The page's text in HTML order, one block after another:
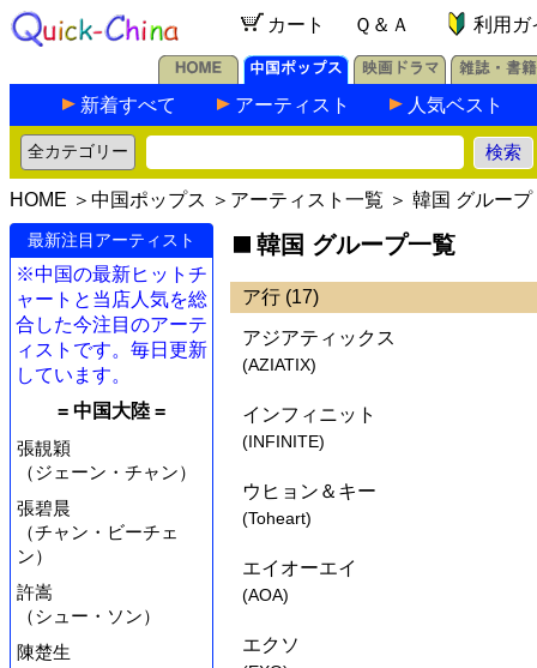
カート Ｑ＆Ａ 利用ガ
新着すべて アーティスト 人気ベスト
HOME ＞ 中国ポップス ＞ アーティスト一覧 ＞ 韓国 グループ
最新注目アーティスト
※中国の最新ヒットチ
ャートと当店人気を総
合した今注目のアーテ
ィストです。毎日更新
しています。
= 中国大陸 =
張靚穎
（ジェーン・チャン）
張碧晨
（チャン・ビーチェ
ン）
許嵩
（シュー・ソン）
陳楚生
韓国 グループ一覧
ア行 (17)
アジアティックス
(AZIATIX)
インフィニット
(INFINITE)
ウヒョン＆キー
(Toheart)
エイオーエイ
(AOA)
エクソ